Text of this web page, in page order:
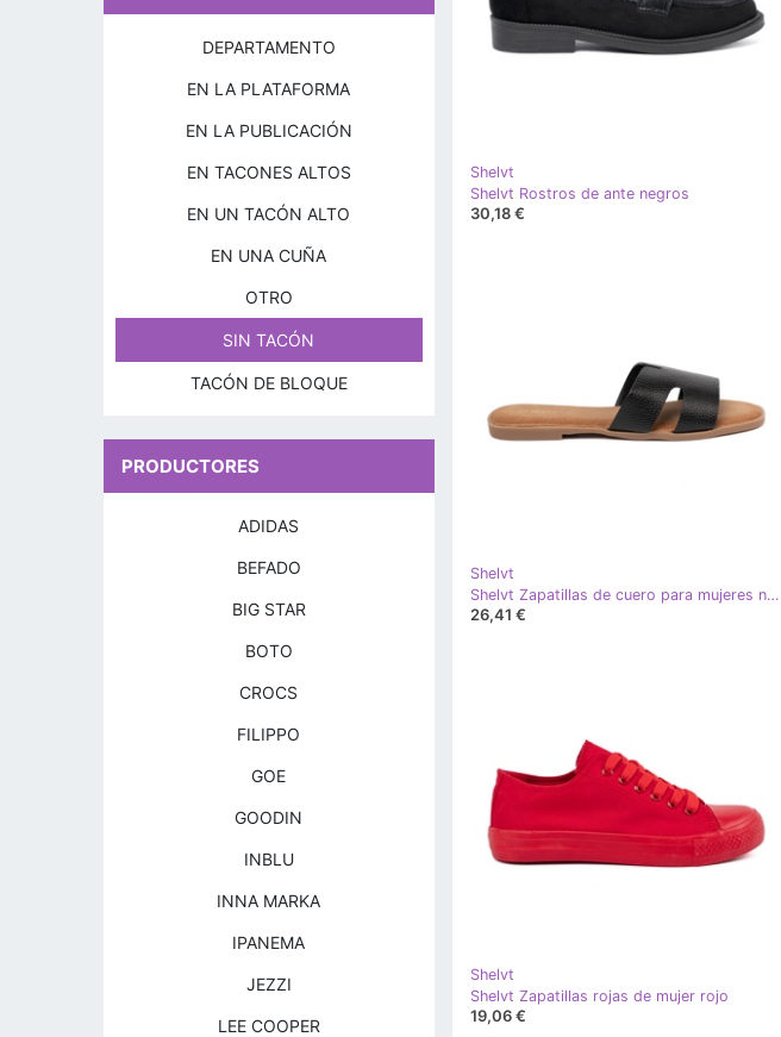
Shelvt
Shelvt Rostros de ante negros
30,18 €
Shelvt
Shelvt Zapatillas de cuero para mujeres negras negro
26,41 €
Shelvt
Shelvt Zapatillas rojas de mujer rojo
19,06 €
DEPARTAMENTO
EN LA PLATAFORMA
EN LA PUBLICACIÓN
EN TACONES ALTOS
EN UN TACÓN ALTO
EN UNA CUÑA
OTRO
SIN TACÓN
TACÓN DE BLOQUE
PRODUCTORES
ADIDAS
BEFADO
BIG STAR
BOTO
CROCS
FILIPPO
GOE
GOODIN
INBLU
INNA MARKA
IPANEMA
JEZZI
LEE COOPER